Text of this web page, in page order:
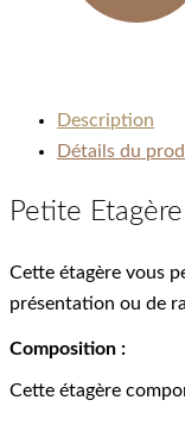
Description
Détails du
Petite
Cette étagère vous
présentation ou de
Composition :
Cette étagère